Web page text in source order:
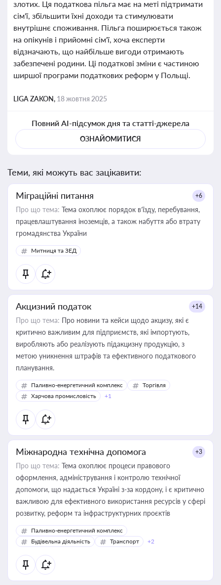
злотих. Ця податкова пільга має на меті підтримати
сім'ї, збільшити їхні доходи та стимулювати
внутрішнє споживання. Пільга поширюється також
на опікунів і прийомні сім'ї, хоча експерти
відзначають, що найбільше вигоди отримають
забезпечені родини. Ці податкові зміни є частиною
ширшої програми податкових реформ у Польщі.
LIGA ZAKON, 18 жовтня 2025
Повний AI-підсумок дня та статті-джерела
ОЗНАЙОМИТИСЯ
Теми, які можуть вас зацікавити:
Міграційні питання +6
Про що тема: Тема охоплює порядок в’їзду, перебування,
працевлаштування іноземців, а також набуття або втрату
громадянства України
Митниця та ЗЕД
Акцизний податок +14
Про що тема: Про новини та кейси щодо акцизу, які є
критично важливим для підприємств, які імпортують,
виробляють або реалізують підакцизну продукцію, з
метою уникнення штрафів та ефективного податкового
планування.
Паливно-енергетичний комплекс
Торгівля
Харчова промисловість
+1
Міжнародна технічна допомога +3
Про що тема: Тема охоплює процеси правового
оформлення, адміністрування і контролю технічної
допомоги, що надається Україні з-за кордону, і є критично
важливою для ефективного використання ресурсів у сфері
розвитку, реформ та інфраструктурних проєктів
Паливно-енергетичний комплекс
Будівельна діяльність
Транспорт +2